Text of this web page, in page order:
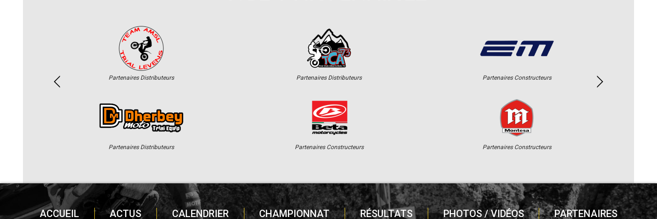
Partenaires Distributeurs
Partenaires Distributeurs
Partenaires Distributeurs
Partenaires Constructeurs
Partenaires Constructeurs
Partenaires Constructeurs
ACCUEIL ACTUS CALENDRIER CHAMPIONNAT RÉSULTATS PHOTOS / VIDÉOS PARTENAIRES